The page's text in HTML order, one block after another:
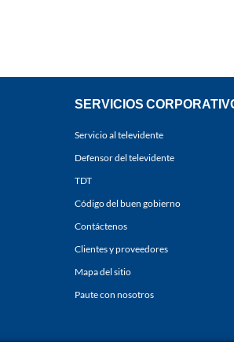
SERVICIOS
Servicio al televidente
Defensor del televidente
TDT
Código del buen gobierno
Contáctenos
Clientes y proveedores
Mapa del sitio
Paute con nosotros